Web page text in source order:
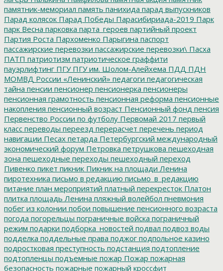
памятник-мемориал память панихида парад выпускников
Парад колясок Парад Победы Парасибириада-2019 Парк
парк Весна парковка парта_героев партийный проект
Партия Роста Пархоменко Парыгина паспорт
пассажирские перевозки пассажирские перевозки\ Пасха
ПАТП патриотизм патриотическое граффити
пауэрлифтинг ПГУПГУ им. Шолом-Алейхема ПДД ПДН
МОМВД России «Ленинский» педагоги педагогическая
тайна пенсии пенсионер пенсионерка пенсионеры
пенсионная грамотность пенсионная реформа пенсионные
накопления пенсионный возраст Пенсионный фонд пенсия
Первенство России по футболу Первомай 2017 первый
класс переводы переезд перерасчет перечень период
навигации Песах петарда Петербургский международный
экономический форум Петровка петрушкова пешеходная
зона пешеходные переходы пешеходный переход
Пивенко пикет пикник Пикник на площади Ленина
пиротехника письмо в редакцию письмо_в_редакцию
питание план мероприятий платный перекресток Платон
плитка площадь Ленина пляжный волейбол пневмония
побег из колонии побои повышение пенсионного возраста
погода погорельцы пограничные войска пограничный
режим подарки подборка_новостей подвал подвоз воды
подделка поддельные права поджог подпольное казино
подростковая преступность подстанция подтопление
подтопленцы подъемные пожар Пожар пожарная
безопасность пожарные пожарный кроссфит